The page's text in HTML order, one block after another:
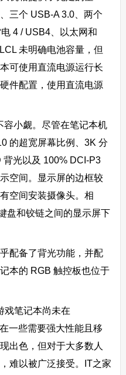
三个 USB-A 3.0、两个
4 / USB4、以太网和
未明确电池容量，但
可使用直流电源运行长
件配置，使用直流电源
容小觑。尽管在笔记本机
的超宽屏幕比例、3K 分
光以及 100% DCI-P3
空间。显示屏的边框较
空间安装摄像头。相
盘和铰链之间的显示屏下
配备了背光功能，并配
本的 RGB 触控板也位于
戏笔记本尚未在
一些需要强大性能且移
出色，但对于大多数人
难以被广泛接受。IT之家